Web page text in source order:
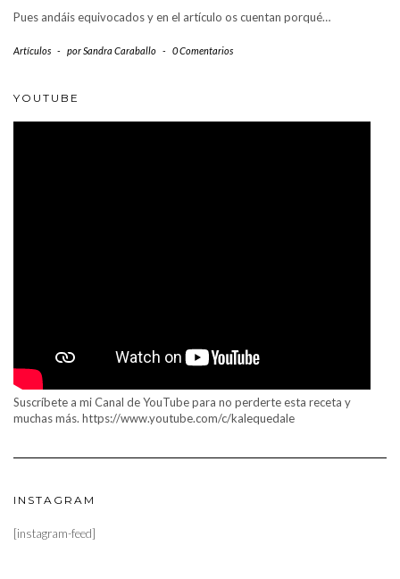
Pues andáis equivocados y en el artículo os cuentan porqué…
Artículos - porSandra Caraballo - 0 Comentarios
YOUTUBE
Suscríbete a mi Canal de YouTube para no perderte esta receta y
muchas más. https://www.youtube.com/c/kalequedale
INSTAGRAM
[instagram-feed]